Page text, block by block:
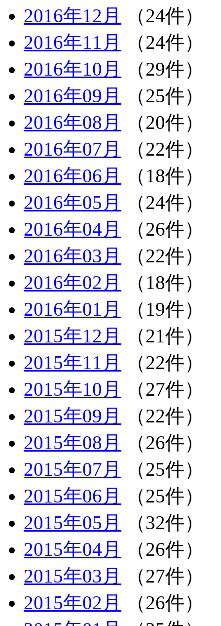
2016年12月
（24件）
2016年11月
（24件）
2016年10月
（29件）
2016年09月
（25件）
2016年08月
（20件）
2016年07月
（22件）
2016年06月
（18件）
2016年05月
（24件）
2016年04月
（26件）
2016年03月
（22件）
2016年02月
（18件）
2016年01月
（19件）
2015年12月
（21件）
2015年11月
（22件）
2015年10月
（27件）
2015年09月
（22件）
2015年08月
（26件）
2015年07月
（25件）
2015年06月
（25件）
2015年05月
（32件）
2015年04月
（26件）
2015年03月
（27件）
2015年02月
（26件）